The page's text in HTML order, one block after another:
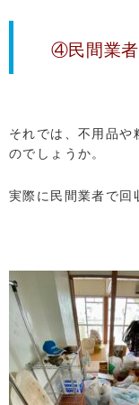
④民間業者
それでは、不用品や
のでしょうか。
実際に民間業者で回